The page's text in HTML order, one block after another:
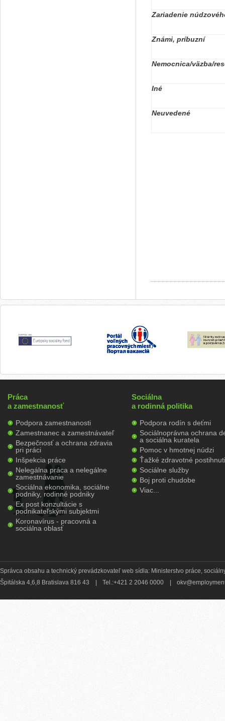
Zariadenie
Známi, príbuzní
Nemocnica/väzba/
Iné
Neuvedené
Práca
a zamestnanosť
Podpora zamestnanosti
Zamestnanec a zamestnávateľ
Bezpečnosť a ochrana zdravia
pri práci
Inšpekcia práce
Nelegálna práca a nelegálne
zamestnávanie
Sociálna ekonomika, sociálne
podniky, rodinné podniky
Ex post konzultácie s
podnikateľskými subjektmi
Koronavírus - pracovná a
sociálna oblasť
Sociálna
a rodinná politika
Podpora rodín s deťmi
Sociálnoprávna ochrana
a sociálna kuratela
Pomoc v hmotnej núdzi
Ťažké zdravotné
Sociálne služby
Boj proti chudobe
Viac...
Správca obsahu a technický prevádzkovateľ web sídla: Ministerstvo práce,
Špitálska 4,6,8 Bratislava 816 43
Tel.:+421 2 2046 0000